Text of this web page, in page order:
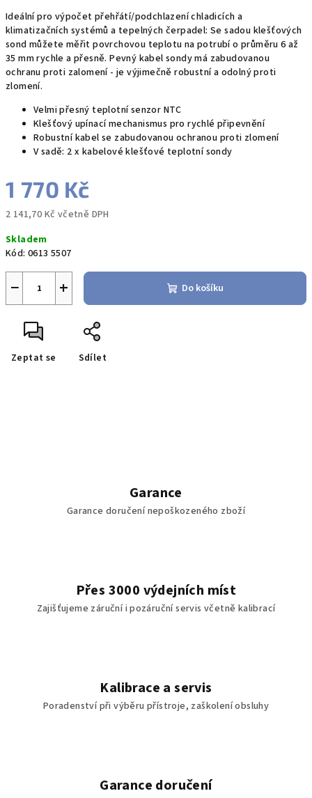
Ideální pro výpočet přehřátí/podchlazení chladicích a
klimatizačních systémů a tepelných čerpadel: Se sadou klešťových
sond můžete měřit povrchovou teplotu na potrubí o průměru 6 až
35 mm rychle a přesně. Pevný kabel sondy má zabudovanou
ochranu proti zalomení - je výjimečně robustní a odolný proti
zlomení.
Velmi přesný teplotní senzor NTC
Klešťový upínací mechanismus pro rychlé připevnění
Robustní kabel se zabudovanou ochranou proti zlomení
V sadě: 2 x kabelové klešťové teplotní sondy
1 770 Kč
2 141,70 Kč včetně DPH
cena:
Skladem
Kód: 0613 5507
+
− Do košíku
Zeptat se Sdílet
Garance
Garance doručení nepoškozeného zboží
Přes 3000 výdejních míst
Zajišťujeme záruční i pozáruční servis včetně kalibrací
Kalibrace a servis
Poradenství při výběru přístroje, zaškolení obsluhy
Garance doručení